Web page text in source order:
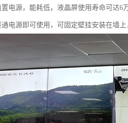
电源，能耗低，液晶屏使用寿命可达6
电源即可使用，可固定壁挂安装在墙